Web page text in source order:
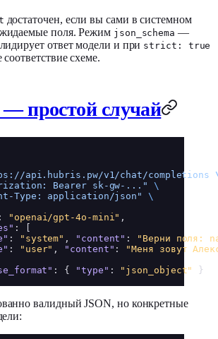
достаточен, если вы сами в системном
поля. Режим json_schema —
ответ модели и при strict: true
схеме.
— простой случай
api.hubris.pw/v1/chat/completions
Bearer sk-gw-..."
\
Type: application/json"
\
: "openai/gpt-4o-mini" ,
:
: "system" , "content" :
"Верни поля:
: "user" , "content" :
"Меня зовут
: { "type" : "json_object"
}
валидный JSON, но конкретные